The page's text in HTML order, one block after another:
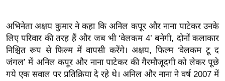
वि
शे
ष
ज्ञ
रा
अभिनेता अक्षय कुमार ने कहा कि अनिल कपूर और नाना पाटेकर उनके
लिए परिवार की तरह हैं और जब भी ‘वेलकम 4’ बनेगी, दोनों कलाकार
निश्चित रूप से फिल्म में वापसी करेंगे। अक्षय, फिल्म ‘वेलकम टू द
जंगल’ में अनिल कपूर और नाना पाटेकर की गैरमौजूदगी को लेकर पूछे
गये एक सवाल पर प्रतिक्रिया दे रहे थे। अनिल और नाना ने वर्ष 2007 में